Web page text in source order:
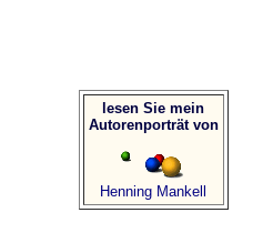
lesen Sie mein
Autorenporträt von
Henning Mankell